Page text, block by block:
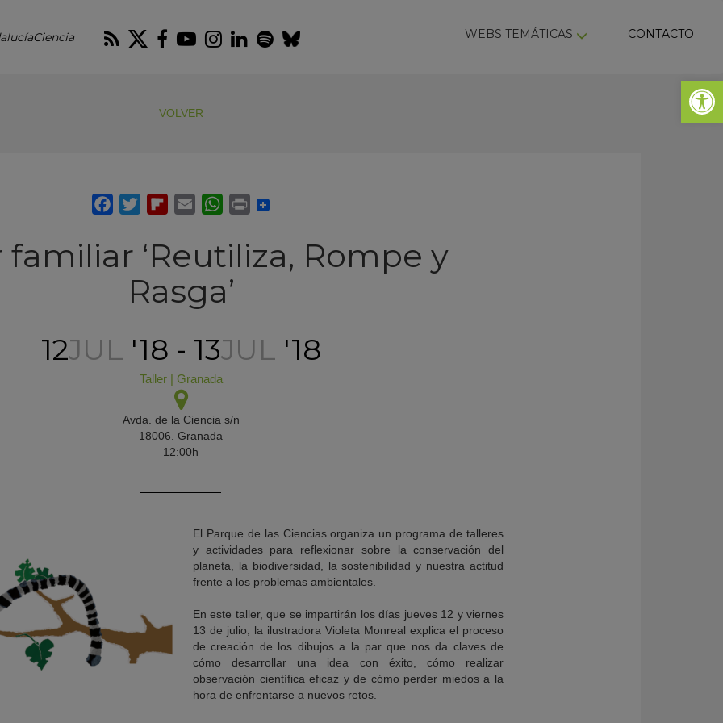
Abrir
RSS Twitter
Facebook
Youtube
Instagram
LinkedIn
Spotify
Bluesky WEBS TEMÁTICAS CONTACTO
VOLVER
familiar ‘Reutiliza, Rompe y
Rasga’
12JUL '18 - 13JUL '18
Taller| Granada
Avda. de la Ciencia s/n
18006. Granada
12:00h
El Parque de las Ciencias organiza un programa de talleres
y actividades para reflexionar sobre la conservación del
planeta, la biodiversidad, la sostenibilidad y nuestra actitud
frente a los problemas ambientales.
En este taller, que se impartirán los días jueves 12 y viernes
13 de julio, la ilustradora Violeta Monreal explica el proceso
de creación de los dibujos a la par que nos da claves de
cómo desarrollar una idea con éxito, cómo realizar
observación científica eficaz y de cómo perder miedos a la
hora de enfrentarse a nuevos retos.